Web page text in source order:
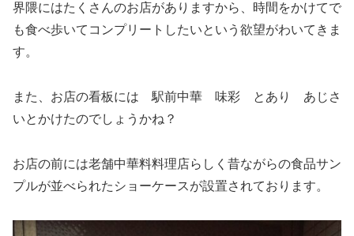
界隈にはたくさんのお店がありますから、時間をかけてで
も食べ歩いてコンプリートしたいという欲望がわいてきま
す。
また、お店の看板には 駅前中華 味彩 とあり あじさ
いとかけたのでしょうかね？
お店の前には老舗中華料料理店らしく昔ながらの食品サン
プルが並べられたショーケースが設置されております。